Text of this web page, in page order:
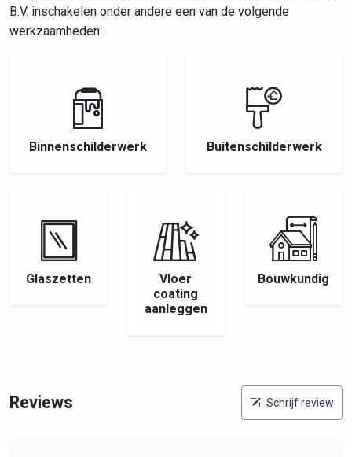
B.V. inschakelen onder andere een van de volgende
werkzaamheden:
Binnenschilderwerk Buitenschilderwerk
Glaszetten
Vloer
coating
aanleggen
Bouwkundig
Reviews Schrijf review